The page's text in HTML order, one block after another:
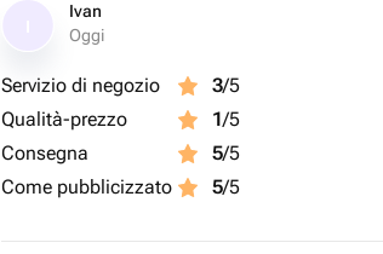
Ivan
Oggi
Servizio di negozio 3/5
Qualità-prezzo
1/5
Consegna
5/5
Come pubblicizzato
5/5